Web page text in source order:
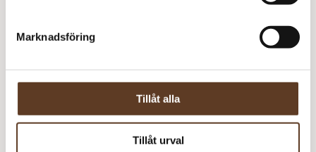
Marknadsföring
Tillåt alla
Tillåt urval
Nyhet